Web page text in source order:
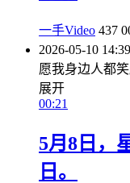
一手Video 437
2026-05-10 14:39
愿我身边人都
展开
00:21
5月8日，
日。